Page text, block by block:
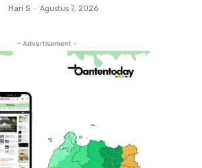
Hari S - Agustus 7, 2026
- Advertisement -